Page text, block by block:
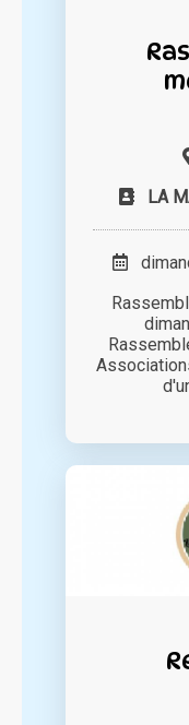
LA